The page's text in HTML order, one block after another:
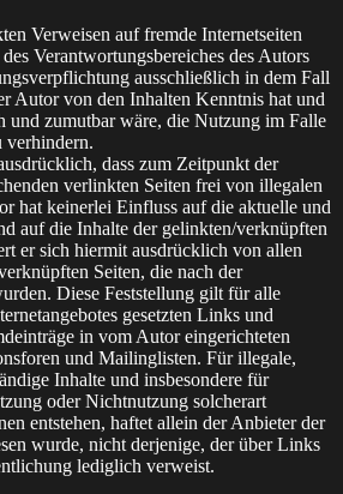
Verweisen auf fremde Internetseiten
Verantwortungsbereiches des Autors
ausschließlich in dem Fall
Autor von den Inhalten Kenntnis hat und
und zumutbar wäre, die Nutzung im Falle
verhindern.
dass zum Zeitpunkt der
verlinkten Seiten frei von illegalen
hat keinerlei Einfluss auf die aktuelle und
auf die Inhalte der gelinkten/verknüpften
er sich hiermit ausdrücklich von allen
Seiten, die nach der
Diese Feststellung gilt für alle
gesetzten Links und
in vom Autor eingerichteten
und Mailinglisten. Für illegale,
Inhalte und insbesondere für
oder Nichtnutzung solcherart
entstehen, haftet allein der Anbieter der
wurde, nicht derjenige, der über Links
lediglich verweist.